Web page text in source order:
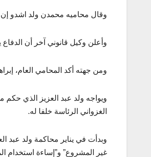
وقال محاميه محمدن ولد اشدو
وأعلن وكيل قانوني آخر أن
ومن جهته أكد المحامي العام،
الغزواني الرئاسة خلفا له.
غير المشروع” و”إساءة استخدام